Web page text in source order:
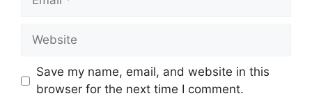
Website
Save my name, email, and website in this
browser for the next time I comment.